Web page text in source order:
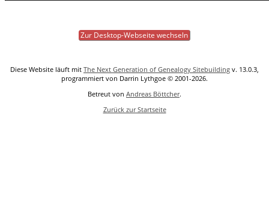
Zur Desktop-Webseite wechseln
Diese Website läuft mit The Next Generation of Genealogy Sitebuilding v. 13.0.3,
programmiert von Darrin Lythgoe © 2001-2026.
Betreut von Andreas Böttcher.
Zurück zur Startseite